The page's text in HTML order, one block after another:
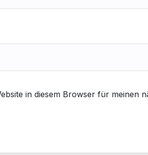
in diesem Browser für meinen